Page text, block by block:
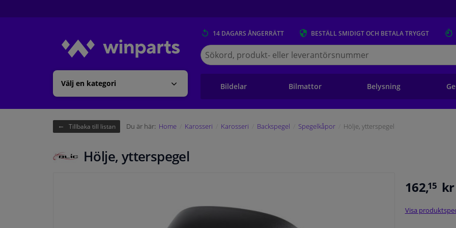
Välj en kategori
14 DAGARS ÅNGERRÄTT BESTÄLL SMIDIGT OCH BETALA TRYGGT
Sök
på
Winparts.se
Bildelar Bilmattor Belysning
Tillbaka till listan Du är här: Home Karosseri Karosseri Backspegel Spegelkåpor Hölje, ytterspegel
Hölje, ytterspegel
162,15 kr
Visa